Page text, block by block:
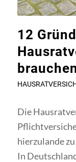
12
Die
hierzulande
In